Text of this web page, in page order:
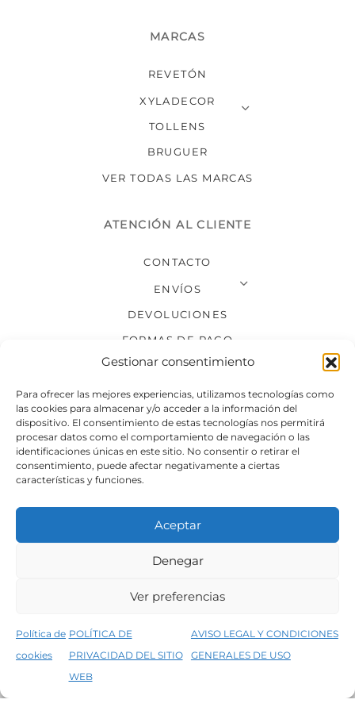
Gestionar consentimiento
Para ofrecer las mejores experiencias, utilizamos tecnologías como
las cookies para almacenar y/o acceder a la información del
dispositivo. El consentimiento de estas tecnologías nos permitirá
procesar datos como el comportamiento de navegación o las
identificaciones únicas en este sitio. No consentir o retirar el
consentimiento, puede afectar negativamente a ciertas
características y funciones.
Aceptar
Denegar
Ver preferencias
Política de
cookies
POLÍTICA DE
PRIVACIDAD DEL SITIO
WEB
AVISO LEGAL Y CONDICIONES
GENERALES DE USO
5% de descuento en tu primera compra, utiliza el código PRIMERACOMPRA
MARCAS
REVETÓN
XYLADECOR
TOLLENS
BRUGUER
VER TODAS LAS MARCAS
ATENCIÓN AL CLIENTE
CONTACTO
ENVÍOS
DEVOLUCIONES
FORMAS DE PAGO
SÍGUENOS
Condiciones generales de venta
Política de privacidad del sitio web
©2026 Decopintur- todos los derechos